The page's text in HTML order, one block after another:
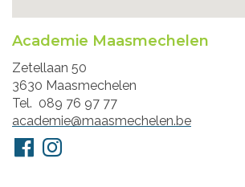
Academie Maasmechelen
Adres
Zetellaan 50
3630 Maasmechelen
Tel.
089 76 97 77
E-
mail
academie@maasmechelen.be
Volg
ons
FacebookInstagram